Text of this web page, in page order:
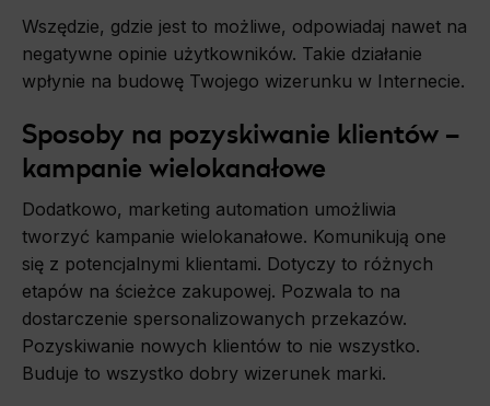
Wszędzie, gdzie jest to możliwe, odpowiadaj nawet na
negatywne opinie użytkowników. Takie działanie
wpłynie na budowę Twojego wizerunku w Internecie.
Sposoby na pozyskiwanie klientów –
kampanie wielokanałowe
Dodatkowo, marketing automation umożliwia
tworzyć kampanie wielokanałowe. Komunikują one
się z potencjalnymi klientami. Dotyczy to różnych
etapów na ścieżce zakupowej. Pozwala to na
dostarczenie spersonalizowanych przekazów.
Pozyskiwanie nowych klientów to nie wszystko.
Buduje to wszystko dobry wizerunek marki.